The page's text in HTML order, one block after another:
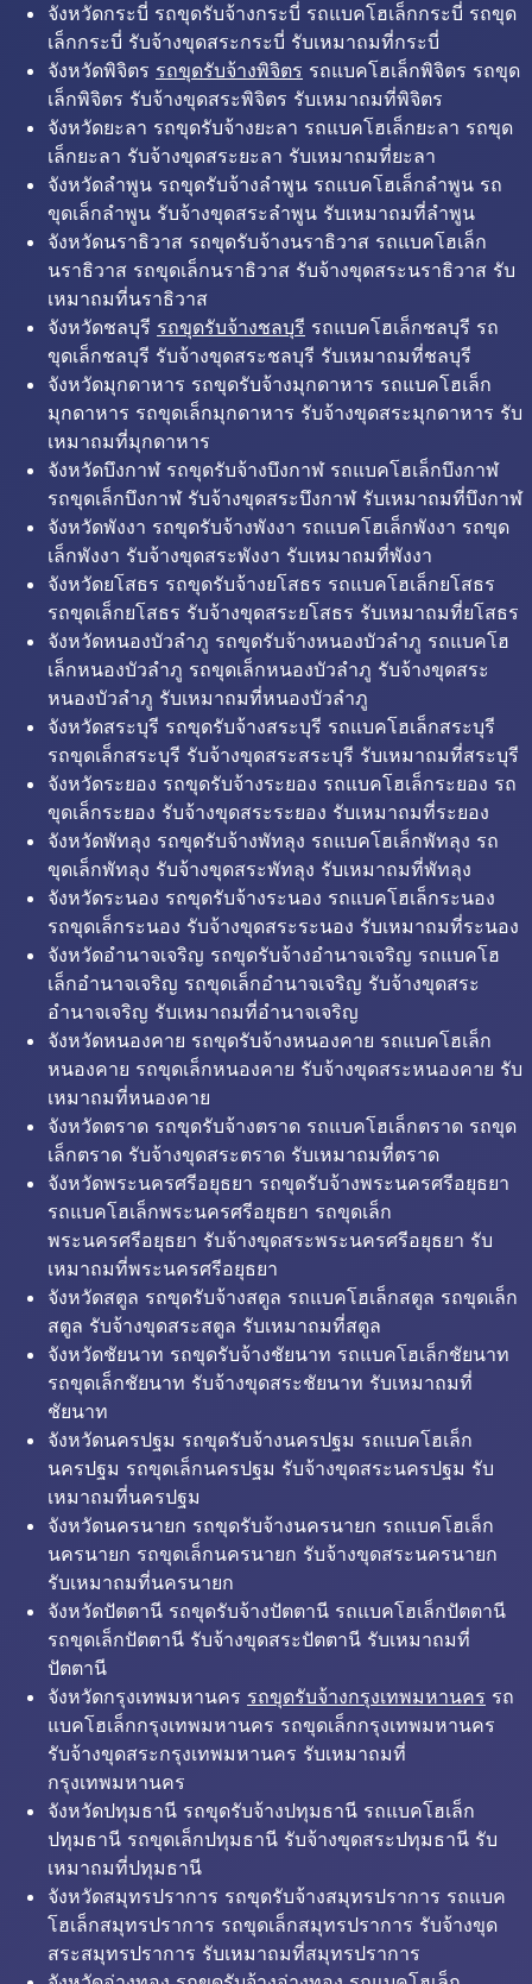
จังหวัดกระบี่ รถขุดรับจ้างกระบี่ รถแบคโฮเล็กกระบี่ รถขุด
เล็กกระบี่ รับจ้างขุดสระกระบี่ รับเหมาถมที่กระบี่
จังหวัดพิจิตร รถขุดรับจ้างพิจิตร รถแบคโฮเล็กพิจิตร รถขุด
เล็กพิจิตร รับจ้างขุดสระพิจิตร รับเหมาถมที่พิจิตร
จังหวัดยะลา รถขุดรับจ้างยะลา รถแบคโฮเล็กยะลา รถขุด
เล็กยะลา รับจ้างขุดสระยะลา รับเหมาถมที่ยะลา
จังหวัดลำพูน รถขุดรับจ้างลำพูน รถแบคโฮเล็กลำพูน รถ
ขุดเล็กลำพูน รับจ้างขุดสระลำพูน รับเหมาถมที่ลำพูน
จังหวัดนราธิวาส รถขุดรับจ้างนราธิวาส รถแบคโฮเล็ก
นราธิวาส รถขุดเล็กนราธิวาส รับจ้างขุดสระนราธิวาส รับ
เหมาถมที่นราธิวาส
จังหวัดชลบุรี รถขุดรับจ้างชลบุรี รถแบคโฮเล็กชลบุรี รถ
ขุดเล็กชลบุรี รับจ้างขุดสระชลบุรี รับเหมาถมที่ชลบุรี
จังหวัดมุกดาหาร รถขุดรับจ้างมุกดาหาร รถแบคโฮเล็ก
มุกดาหาร รถขุดเล็กมุกดาหาร รับจ้างขุดสระมุกดาหาร รับ
เหมาถมที่มุกดาหาร
จังหวัดบึงกาฬ รถขุดรับจ้างบึงกาฬ รถแบคโฮเล็กบึงกาฬ
รถขุดเล็กบึงกาฬ รับจ้างขุดสระบึงกาฬ รับเหมาถมที่บึงกาฬ
จังหวัดพังงา รถขุดรับจ้างพังงา รถแบคโฮเล็กพังงา รถขุด
เล็กพังงา รับจ้างขุดสระพังงา รับเหมาถมที่พังงา
จังหวัดยโสธร รถขุดรับจ้างยโสธร รถแบคโฮเล็กยโสธร
รถขุดเล็กยโสธร รับจ้างขุดสระยโสธร รับเหมาถมที่ยโสธร
จังหวัดหนองบัวลำภู รถขุดรับจ้างหนองบัวลำภู รถแบคโฮ
เล็กหนองบัวลำภู รถขุดเล็กหนองบัวลำภู รับจ้างขุดสระ
หนองบัวลำภู รับเหมาถมที่หนองบัวลำภู
จังหวัดสระบุรี รถขุดรับจ้างสระบุรี รถแบคโฮเล็กสระบุรี
รถขุดเล็กสระบุรี รับจ้างขุดสระสระบุรี รับเหมาถมที่สระบุรี
จังหวัดระยอง รถขุดรับจ้างระยอง รถแบคโฮเล็กระยอง รถ
ขุดเล็กระยอง รับจ้างขุดสระระยอง รับเหมาถมที่ระยอง
จังหวัดพัทลุง รถขุดรับจ้างพัทลุง รถแบคโฮเล็กพัทลุง รถ
ขุดเล็กพัทลุง รับจ้างขุดสระพัทลุง รับเหมาถมที่พัทลุง
จังหวัดระนอง รถขุดรับจ้างระนอง รถแบคโฮเล็กระนอง
รถขุดเล็กระนอง รับจ้างขุดสระระนอง รับเหมาถมที่ระนอง
จังหวัดอำนาจเจริญ รถขุดรับจ้างอำนาจเจริญ รถแบคโฮ
เล็กอำนาจเจริญ รถขุดเล็กอำนาจเจริญ รับจ้างขุดสระ
อำนาจเจริญ รับเหมาถมที่อำนาจเจริญ
จังหวัดหนองคาย รถขุดรับจ้างหนองคาย รถแบคโฮเล็ก
หนองคาย รถขุดเล็กหนองคาย รับจ้างขุดสระหนองคาย รับ
เหมาถมที่หนองคาย
จังหวัดตราด รถขุดรับจ้างตราด รถแบคโฮเล็กตราด รถขุด
เล็กตราด รับจ้างขุดสระตราด รับเหมาถมที่ตราด
จังหวัดพระนครศรีอยุธยา รถขุดรับจ้างพระนครศรีอยุธยา
รถแบคโฮเล็กพระนครศรีอยุธยา รถขุดเล็ก
พระนครศรีอยุธยา รับจ้างขุดสระพระนครศรีอยุธยา รับ
เหมาถมที่พระนครศรีอยุธยา
จังหวัดสตูล รถขุดรับจ้างสตูล รถแบคโฮเล็กสตูล รถขุดเล็ก
สตูล รับจ้างขุดสระสตูล รับเหมาถมที่สตูล
จังหวัดชัยนาท รถขุดรับจ้างชัยนาท รถแบคโฮเล็กชัยนาท
รถขุดเล็กชัยนาท รับจ้างขุดสระชัยนาท รับเหมาถมที่
ชัยนาท
จังหวัดนครปฐม รถขุดรับจ้างนครปฐม รถแบคโฮเล็ก
นครปฐม รถขุดเล็กนครปฐม รับจ้างขุดสระนครปฐม รับ
เหมาถมที่นครปฐม
จังหวัดนครนายก รถขุดรับจ้างนครนายก รถแบคโฮเล็ก
นครนายก รถขุดเล็กนครนายก รับจ้างขุดสระนครนายก
รับเหมาถมที่นครนายก
จังหวัดปัตตานี รถขุดรับจ้างปัตตานี รถแบคโฮเล็กปัตตานี
รถขุดเล็กปัตตานี รับจ้างขุดสระปัตตานี รับเหมาถมที่
ปัตตานี
จังหวัดกรุงเทพมหานคร รถขุดรับจ้างกรุงเทพมหานคร รถ
แบคโฮเล็กกรุงเทพมหานคร รถขุดเล็กกรุงเทพมหานคร
รับจ้างขุดสระกรุงเทพมหานคร รับเหมาถมที่
กรุงเทพมหานคร
จังหวัดปทุมธานี รถขุดรับจ้างปทุมธานี รถแบคโฮเล็ก
ปทุมธานี รถขุดเล็กปทุมธานี รับจ้างขุดสระปทุมธานี รับ
เหมาถมที่ปทุมธานี
จังหวัดสมุทรปราการ รถขุดรับจ้างสมุทรปราการ รถแบค
โฮเล็กสมุทรปราการ รถขุดเล็กสมุทรปราการ รับจ้างขุด
สระสมุทรปราการ รับเหมาถมที่สมุทรปราการ